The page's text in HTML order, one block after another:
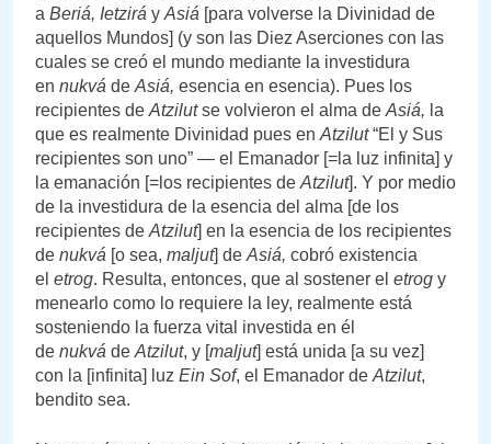
a Beriá, Ietzirá y Asiá [para volverse la Divinidad de
aquellos Mundos] (y son las Diez Aserciones con las
cuales se creó el mundo mediante la investidura
en nukvá de Asiá, esencia en esencia). Pues los
recipientes de Atzilutse volvieron el alma de Asiá, la
que es realmente Divinidad pues en Atzilut“El y Sus
recipientes son uno” — el Emanador [=la luz infinita] y
la emanación [=los recipientes de Atzilut]. Y por medio
de la investidura de la esencia del alma [de los
recipientes de Atzilut] en la esencia de los recipientes
de nukvá [o sea, maljut] de Asiá, cobró existencia
el etrog. Resulta, entonces, que al sostener el etrog y
menearlo como lo requiere la ley, realmente está
sosteniendo la fuerza vital investida en él
de nukvá de Atzilut, y [maljut] está unida [a su vez]
con la [infinita] luz Ein Sof, el Emanador de Atzilut,
bendito sea.